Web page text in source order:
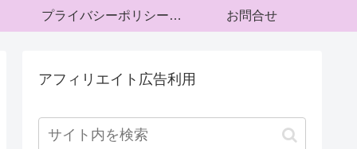
プライバシーポリシー・運営者情報 お問合せ
アフィリエイト広告利用